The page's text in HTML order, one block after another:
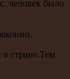
человек было
в стране.Тем